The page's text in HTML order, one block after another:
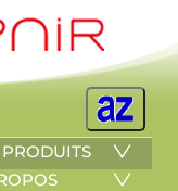
PRODUITS